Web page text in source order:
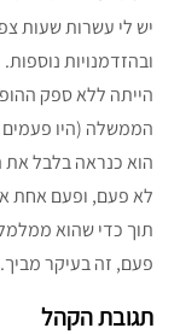
ובהזדמנויות
הייתה ללא ספק
הממשלה (היו פעמים
הוא כנראה בלבל את
לא פעם, ופעם אחת
תוך כדי שהוא
פעם, זה בעיקר מביך.
תגובת הקהל